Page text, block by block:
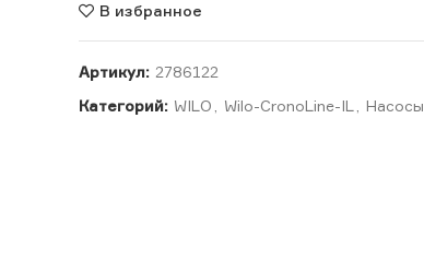
В избранное
Артикул: 2786122
Категорий: WILO Wilo-CronoLine-IL Насосы